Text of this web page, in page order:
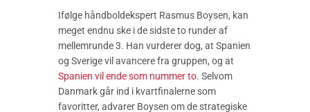
Ifølge håndboldekspert Rasmus Boysen, kan
meget endnu ske i de sidste to runder af
mellemrunde 3. Han vurderer dog, at Spanien
og Sverige vil avancere fra gruppen, og at
Spanien vil ende som nummer to. Selvom
Danmark går ind i kvartfinalerne som
favoritter, advarer Boysen om de strategiske